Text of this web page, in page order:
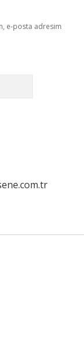
e-posta adresim